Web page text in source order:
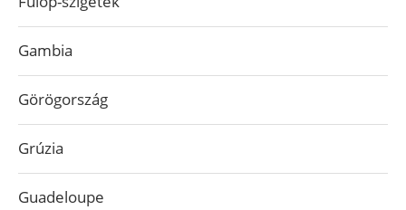
Gambia
Görögország
Grúzia
Guadeloupe